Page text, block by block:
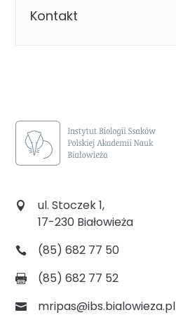
Kontakt
ul. Stoczek 1,
17-230 Białowieża
(85) 682 77 50
(85) 682 77 52
mripas@ibs.bialowieza.pl